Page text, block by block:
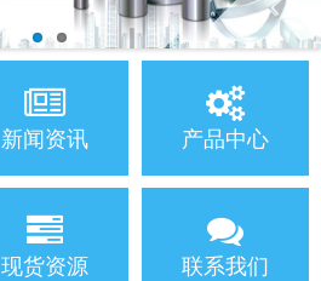
新闻资讯 产品中心
现货资源 联系我们